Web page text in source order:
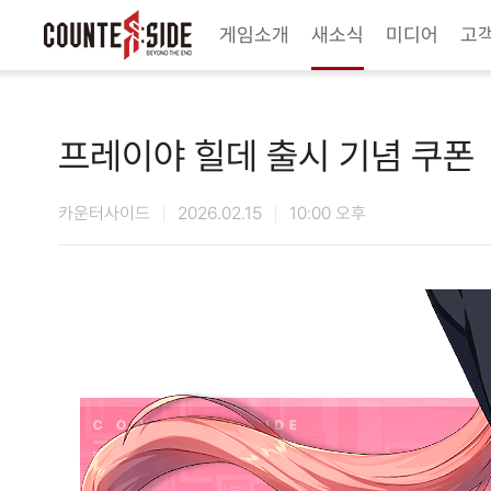
게임소개 새소식 미디어 고
TwitterYoutubeNaver Game
Steam
프레이야 힐데 출시 기념 쿠폰
카운터사이드 2026.02.15 10:00 오후